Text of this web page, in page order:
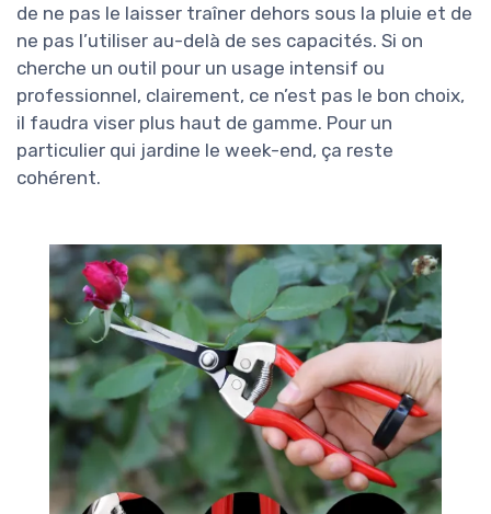
de ne pas le laisser traîner dehors sous la pluie et de
ne pas l’utiliser au-delà de ses capacités. Si on
cherche un outil pour un usage intensif ou
professionnel, clairement, ce n’est pas le bon choix,
il faudra viser plus haut de gamme. Pour un
particulier qui jardine le week-end, ça reste
cohérent.